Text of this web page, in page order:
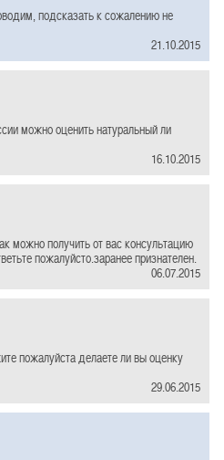
подсказать к сожалению не
21.10.2015
можно оценить натуральный ли
16.10.2015
можно получить от вас консультацию
пожалуйсто.заранее признателен.
06.07.2015
пожалуйста делаете ли вы оценку
29.06.2015